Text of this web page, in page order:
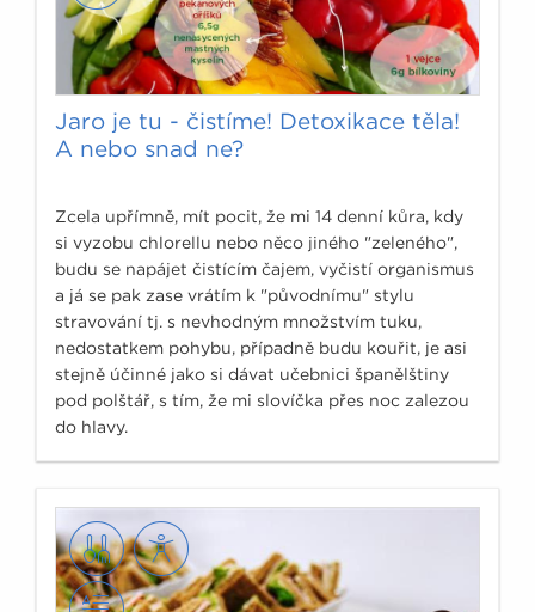
Jaro je tu - čistíme! Detoxikace těla!
A nebo snad ne?
Zcela upřímně, mít pocit, že mi 14 denní kůra, kdy
si vyzobu chlorellu nebo něco jiného "zeleného",
budu se napájet čistícím čajem, vyčistí organismus
a já se pak zase vrátím k "původnímu" stylu
stravování tj. s nevhodným množstvím tuku,
nedostatkem pohybu, případně budu kouřit, je asi
stejně účinné jako si dávat učebnici španělštiny
pod polštář, s tím, že mi slovíčka přes noc zalezou
do hlavy.